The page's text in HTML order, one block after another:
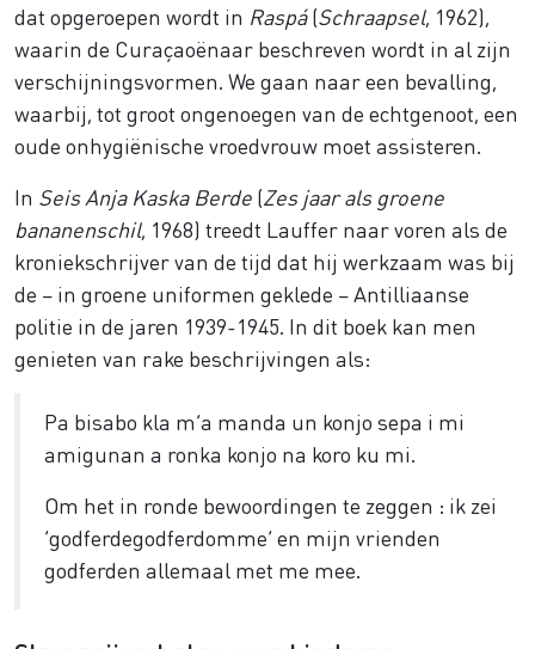
dat opgeroepen wordt in Raspá(Schraapsel, 1962),
waarin de Curaçaoënaar beschreven wordt in al zijn
verschijningsvormen. We gaan naar een bevalling,
waarbij, tot groot ongenoegen van de echtgenoot, een
oude onhygiënische vroedvrouw moet assisteren.
In Seis Anja Kaska Berde (Zes jaar als groene
bananenschil, 1968) treedt Lauffer naar voren als de
kroniekschrijver van de tijd dat hij werkzaam was bij
de – in groene uniformen geklede – Antilliaanse
politie in de jaren 1939-1945. In dit boek kan men
genieten van rake beschrijvingen als:
Pa bisabo kla m’a manda un konjo sepa i mi
amigunan a ronka konjo na koro ku mi.
Om het in ronde bewoordingen te zeggen : ik zei
‘godferdegodferdomme’ en mijn vrienden
godferden allemaal met me mee.